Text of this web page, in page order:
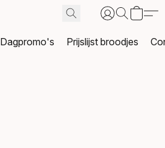
Dagpromo's Prijslijst broodjes